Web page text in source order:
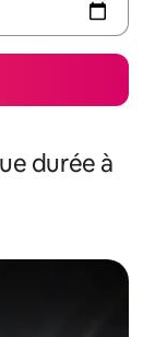
durée à